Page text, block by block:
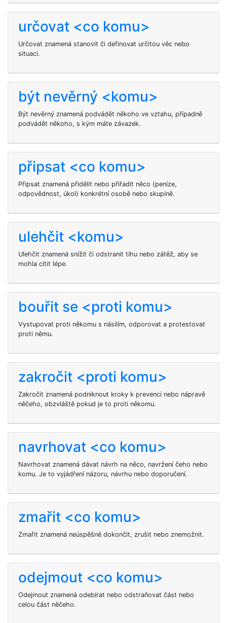
určovat <co komu>
Určovat znamená stanovit či definovat určitou věc nebo
situaci.
být nevěrný <komu>
Být nevěrný znamená podvádět někoho ve vztahu, případně
podvádět někoho, s kým máte závazek.
připsat <co komu>
Připsat znamená přidělit nebo přiřadit něco (peníze,
odpovědnost, úkol) konkrétní osobě nebo skupině.
ulehčit <komu>
Ulehčit znamená snížit či odstranit tíhu nebo zátěž, aby se
mohla cítit lépe.
bouřit se <proti komu>
Vystupovat proti někomu s násilím, odporovat a protestovat
proti němu.
zakročit <proti komu>
Zakročit znamená podniknout kroky k prevenci nebo nápravě
něčeho, obzvláště pokud je to proti někomu.
navrhovat <co komu>
Navrhovat znamená dávat návrh na něco, navržení čeho nebo
komu. Je to vyjádření názoru, návrhu nebo doporučení.
zmařit <co komu>
Zmařit znamená neúspěšně dokončit, zrušit nebo znemožnit.
odejmout <co komu>
Odejmout znamená odebírat nebo odstraňovat část nebo
celou část něčeho.